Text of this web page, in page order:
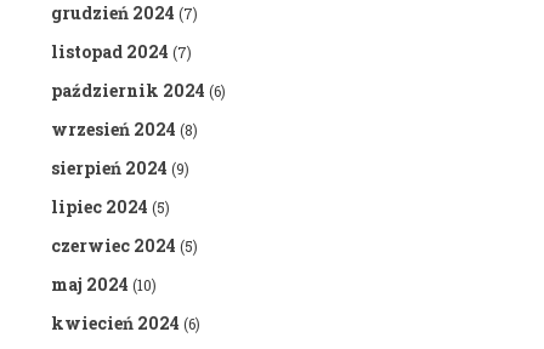
grudzień 2024 (7)
listopad 2024 (7)
październik 2024 (6)
wrzesień 2024 (8)
sierpień 2024 (9)
lipiec 2024 (5)
czerwiec 2024 (5)
maj 2024 (10)
kwiecień 2024 (6)